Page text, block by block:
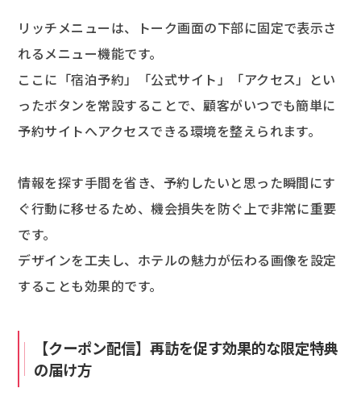
リッチメニューは、トーク画面の下部に固定で表示さ
れるメニュー機能です。
ここに「宿泊予約」「公式サイト」「アクセス」とい
ったボタンを常設することで、顧客がいつでも簡単に
予約サイトへアクセスできる環境を整えられます。
情報を探す手間を省き、予約したいと思った瞬間にす
ぐ行動に移せるため、機会損失を防ぐ上で非常に重要
です。
デザインを工夫し、ホテルの魅力が伝わる画像を設定
することも効果的です。
【クーポン配信】再訪を促す効果的な限定特典
の届け方